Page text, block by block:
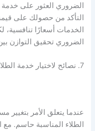
الضروري العثور على خدمة
التأكد من حصولك على
الخدمات أسعارًا تنافسية،
الضروري تحقيق التوازن
7. نصائح لاختيار خدمة الطلاء المناسبة لاحتياجاتك
عندما يتعلق الأمر بتغيير
الطلاء المناسبة حاسم. مع